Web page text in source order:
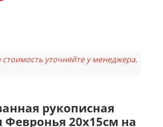
уточняйте у менеджера.
рукописная
Февронья 20х15см на